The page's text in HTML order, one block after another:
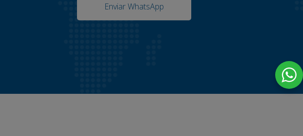
Enviar WhatsApp